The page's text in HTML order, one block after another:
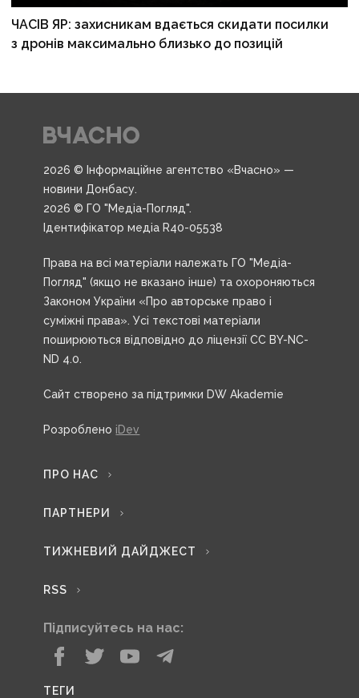
ЧАСІВ ЯР: захисникам вдається скидати посилки
з дронів максимально близько до позицій
2026 © Інформаційне агентство «Вчасно» —
новини Донбасу.
2026 © ГО "Медіа-Погляд".
Ідентифікатор медіа R40-05538
Права на всі матеріали належать ГО "Медіа-
Погляд" (якщо не вказано інше) та охороняються
Законом України «Про авторське право і
суміжні права». Усі текстові матеріали
поширюються відповідно до ліцензії CC BY-NC-
ND 4.0.
Сайт створено за підтримки DW Akademie
Розроблено iDev
ПРО НАС
ПАРТНЕРИ
ТИЖНЕВИЙ ДАЙДЖЕСТ
RSS
Підписуйтесь на нас:
ТЕГИ